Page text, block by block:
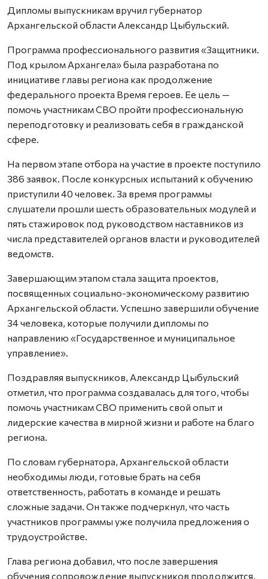
Дипломы выпускникам вручил губернатор
Архангельской области Александр Цыбульский.
Программа профессионального развития «Защитники.
Под крылом Архангела» была разработана по
инициативе главы региона как продолжение
федерального проекта Время героев. Ее цель —
помочь участникам СВО пройти профессиональную
переподготовку и реализовать себя в гражданской
сфере.
На первом этапе отбора на участие в проекте поступило
386 заявок. После конкурсных испытаний к обучению
приступили 40 человек. За время программы
слушатели прошли шесть образовательных модулей и
пять стажировок под руководством наставников из
числа представителей органов власти и руководителей
ведомств.
Завершающим этапом стала защита проектов,
посвященных социально-экономическому развитию
Архангельской области. Успешно завершили обучение
34 человека, которые получили дипломы по
направлению «Государственное и муниципальное
управление».
Поздравляя выпускников, Александр Цыбульский
отметил, что программа создавалась для того, чтобы
помочь участникам СВО применить свой опыт и
лидерские качества в мирной жизни и работе на благо
региона.
По словам губернатора, Архангельской области
необходимы люди, готовые брать на себя
ответственность, работать в команде и решать
сложные задачи. Он также подчеркнул, что часть
участников программы уже получила предложения о
трудоустройстве.
Глава региона добавил, что после завершения
обучения сопровождение выпускников продолжится,